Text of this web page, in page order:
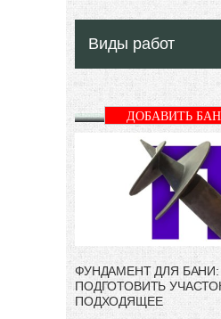
Виды работ
ДОБАВИТЬ
ФУНДАМЕНТ ДЛЯ БАНИ:
ПОДГОТОВИТЬ
ПОДХОДЯЩЕЕ